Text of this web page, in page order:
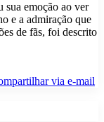
sua emoção ao ver
e a admiração que
de fãs, foi descrito
via e-mail